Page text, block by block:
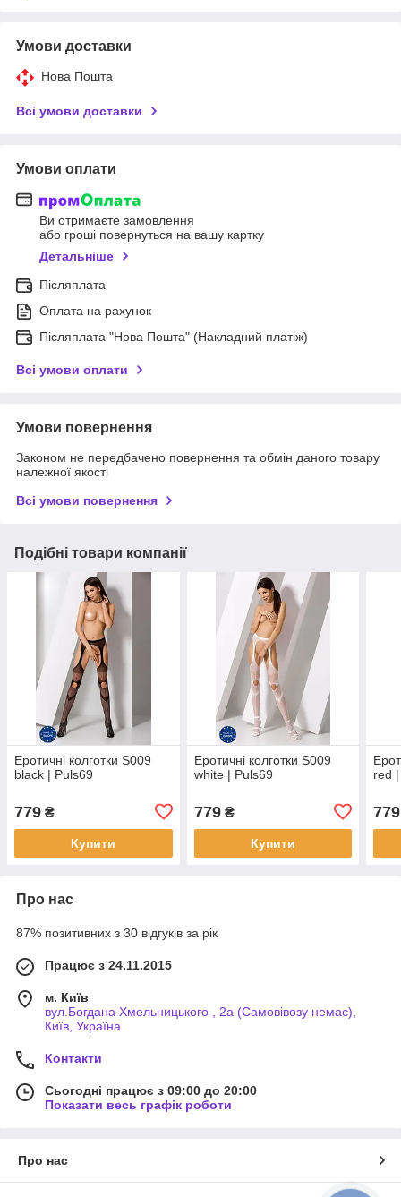
Умови доставки
Нова Пошта
Всі умови доставки
Умови оплати
Ви отримаєте замовлення
або гроші повернуться на вашу картку
Детальніше
Післяплата
Оплата на рахунок
Післяплата "Нова Пошта" (Накладний платіж)
Всі умови оплати
Умови повернення
Законом не передбачено повернення та обмін даного товару
належної якості
Всі умови повернення
Подібні товари компанії
Еротичні колготки S009
black | Puls69
779 ₴
Купити
Еротичні колготки S009
white | Puls69
779₴
Купити
red
779
Про нас
87% позитивних з 30 відгуків за рік
Працює з 24.11.2015
м. Київ
вул.Богдана Хмельницького , 2а (Самовівозу немає),
Київ, Україна
Контакти
Сьогодні працює з 09:00 до 20:00
Показати весь графік роботи
Про нас